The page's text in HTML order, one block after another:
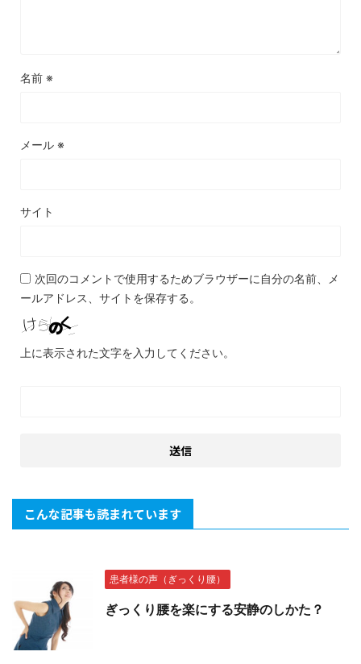
名前 ※
メール ※
サイト
次回のコメントで使用するためブラウザーに自分の名前、メ
ールアドレス、サイトを保存する。
上に表示された文字を入力してください。
こんな記事も読まれています
患者様の声（ぎっくり腰）
ぎっくり腰を楽にする安静のしかた？